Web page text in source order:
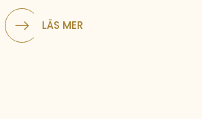
LÄS MER